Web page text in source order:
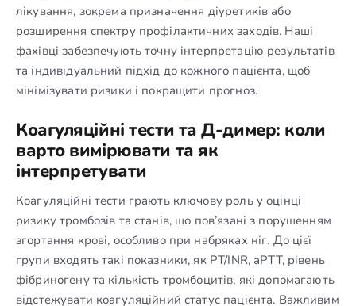
лікування, зокрема призначення діуретиків або
розширення спектру профілактичних заходів. Наші
фахівці забезпечують точну інтерпретацію результатів
та індивідуальний підхід до кожного пацієнта, щоб
мінімізувати ризики і покращити прогноз.
Коагуляційні тести та Д-димер: коли
варто вимірювати та як
інтерпретувати
Коагуляційні тести грають ключову роль у оцінці
ризику тромбозів та станів, що пов’язані з порушенням
згортання крові, особливо при набряках ніг. До цієї
групи входять такі показники, як PT/INR, аPTT, рівень
фібриногену та кількість тромбоцитів, які допомагають
відстежувати коагуляційний статус пацієнта. Важливим